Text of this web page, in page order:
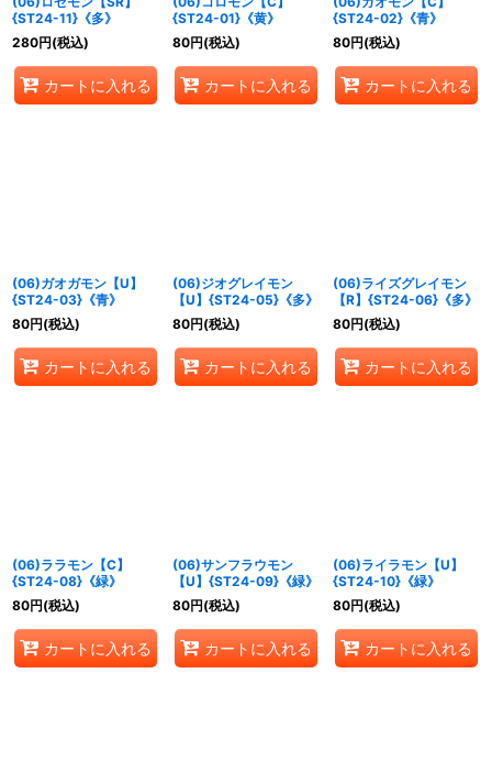
{ST24-11}《多》
280円(税込)
カートに入れる
{ST24-01}《黄》
80円(税込)
カートに入れる
{ST24-02}《青》
80円(税込)
カートに入れる
(06)ガオガモン【U】
{ST24-03}《青》
80円(税込)
カートに入れる
(06)ジオグレイモン
【U】{ST24-05}《多》
80円(税込)
カートに入れる
(06)ライズグレイモン
【R】{ST24-06}《多》
80円(税込)
カートに入れる
(06)ララモン【C】
{ST24-08}《緑》
80円(税込)
カートに入れる
(06)サンフラウモン
【U】{ST24-09}《緑》
80円(税込)
カートに入れる
(06)ライラモン【U】
{ST24-10}《緑》
80円(税込)
カートに入れる